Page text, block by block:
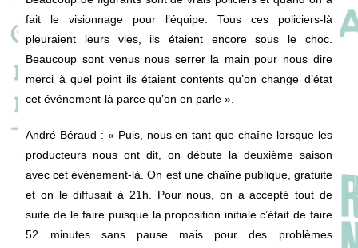
fait le visionnage pour l’équipe. Tous ces policiers-là
pleuraient leurs vies, ils étaient encore sous le choc.
Beaucoup sont venus nous serrer la main pour nous dire
merci à quel point ils étaient contents qu’on change d’état
cet événement-là parce qu’on en parle ».
André Béraud : « Puis, nous en tant que chaîne lorsque les
producteurs nous ont dit, on débute la deuxième saison
avec cet événement-là. On est une chaîne publique, gratuite
et on le diffusait à 21h. Pour nous, on a accepté tout de
suite de le faire puisque la proposition initiale c’était de faire
52 minutes sans pause mais pour des problèmes